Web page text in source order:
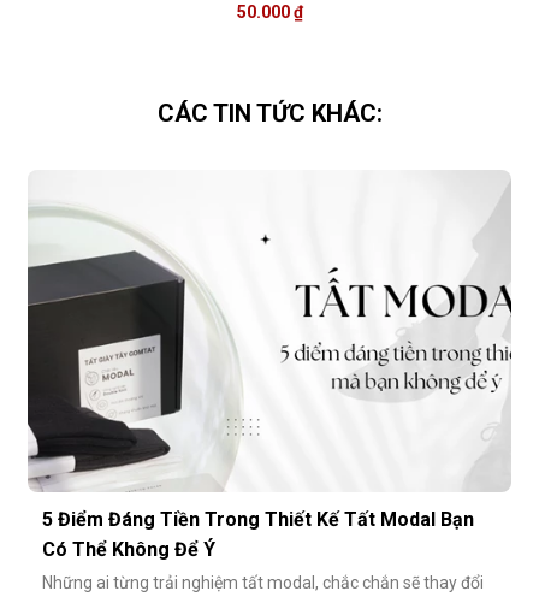
50.000 ₫
CÁC TIN TỨC KHÁC:
5 Điểm Đáng Tiền Trong Thiết Kế Tất Modal Bạn
Có Thể Không Để Ý
Những ai từng trải nghiệm tất modal, chắc chắn sẽ thay đổi